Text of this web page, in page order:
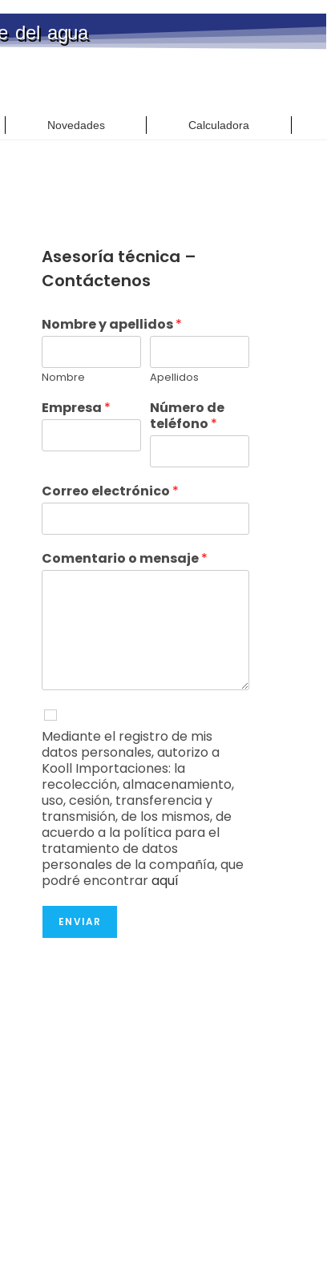
del agua
Novedades Calculadora
Asesoría técnica –
Contáctenos
Nombre y apellidos*
Nombre Apellidos
Empresa *
Número de
teléfono *
Correo electrónico *
Comentario o mensaje*
Mediante el registro de mis
datos personales, autorizo a
Kooll Importaciones: la
recolección, almacenamiento,
uso, cesión, transferencia y
transmisión, de los mismos, de
acuerdo a la política para el
tratamiento de datos
personales de la compañía, que
podré encontraraquí
ENVIAR